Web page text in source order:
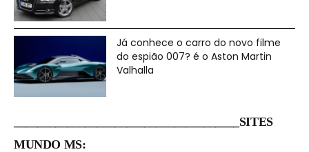
Já conhece o carro do novo filme
do espião 007? é o Aston Martin
Valhalla
______________________________________SITES
MUNDO MS: